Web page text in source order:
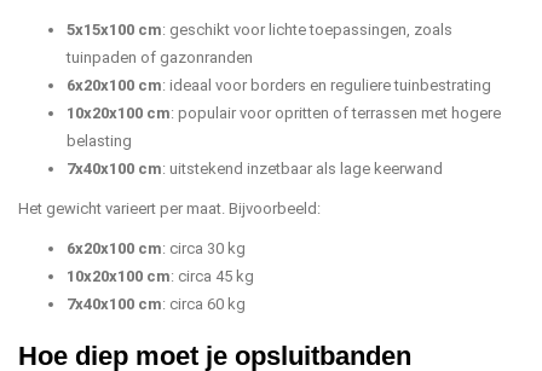
5x15x100 cm: geschikt voor lichte toepassingen, zoals
tuinpaden of gazonranden
6x20x100 cm: ideaal voor borders en reguliere tuinbestrating
10x20x100 cm: populair voor opritten of terrassen met hogere
belasting
7x40x100 cm: uitstekend inzetbaar als lage keerwand
Het gewicht varieert per maat. Bijvoorbeeld:
6x20x100 cm: circa 30 kg
10x20x100 cm: circa 45 kg
7x40x100 cm: circa 60 kg
Hoe diep moet je opsluitbanden